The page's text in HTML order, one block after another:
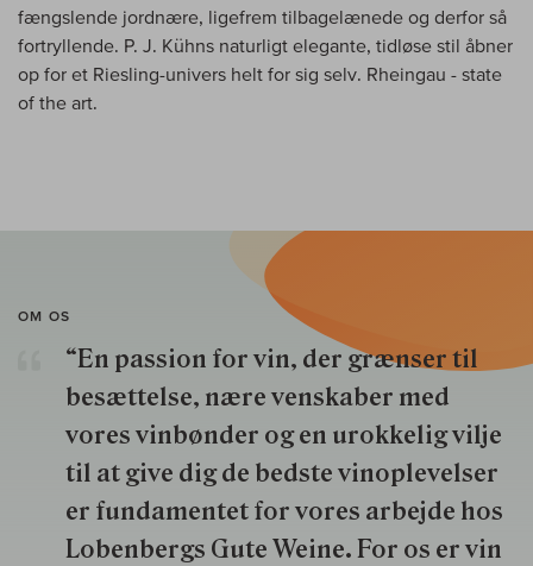
fængslende jordnære, ligefrem tilbagelænede og derfor så
fortryllende. P. J. Kühns naturligt elegante, tidløse stil åbner
op for et Riesling-univers helt for sig selv. Rheingau - state
of the art.
OM OS
“En passion for vin, der grænser til
besættelse, nære venskaber med
vores vinbønder og en urokkelig vilje
til at give dig de bedste vinoplevelser
er fundamentet for vores arbejde hos
Lobenbergs Gute Weine. For os er vin